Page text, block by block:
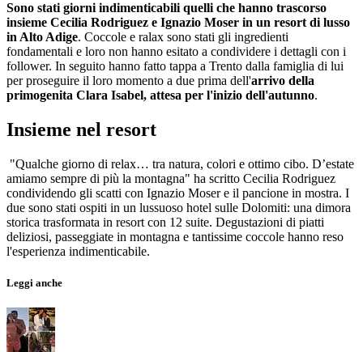
Sono stati giorni indimenticabili quelli che hanno trascorso
insieme Cecilia Rodriguez e Ignazio Moser in un resort di lusso
in Alto Adige. Coccole e ralax sono stati gli ingredienti
fondamentali e loro non hanno esitato a condividere i dettagli con i
follower. In seguito hanno fatto tappa a Trento dalla famiglia di lui
per proseguire il loro momento a due prima dell'arrivo della
primogenita Clara Isabel, attesa per l'inizio dell'autunno.
Insieme nel resort
"Qualche giorno di relax… tra natura, colori e ottimo cibo. D’estate
amiamo sempre di più la montagna" ha scritto Cecilia Rodriguez
condividendo gli scatti con Ignazio Moser e il pancione in mostra. I
due sono stati ospiti in un lussuoso hotel sulle Dolomiti: una dimora
storica trasformata in resort con 12 suite. Degustazioni di piatti
deliziosi, passeggiate in montagna e tantissime coccole hanno reso
l'esperienza indimenticabile.
Leggi anche